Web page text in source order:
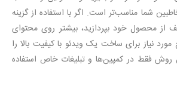
شما مناسب‌تر است. اگر با استفاده از گزینه
از محصول خود بپردازید، بیشتر روی محتوای
مورد نیاز برای ساخت یک ویدئو با کیفیت بالا را
روش فقط در کمپین‌ها و تبلیغات خاص استفاده